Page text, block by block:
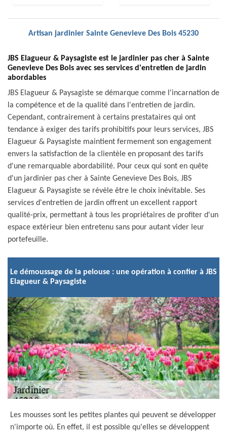
Artisan jardinier Sainte Genevieve Des Bois 45230
JBS Elagueur & Paysagiste est le jardinier pas cher à Sainte
Genevieve Des Bois avec ses services d'entretien de jardin
abordables
JBS Elagueur & Paysagiste se démarque comme l'incarnation de
la compétence et de la qualité dans l'entretien de jardin.
Cependant, contrairement à certains prestataires qui ont
tendance à exiger des tarifs prohibitifs pour leurs services, JBS
Elagueur & Paysagiste maintient fermement son engagement
envers la satisfaction de la clientèle en proposant des tarifs
d'une remarquable abordabilité. Pour ceux qui sont en quête
d'un jardinier pas cher à Sainte Genevieve Des Bois, JBS
Elagueur & Paysagiste se révèle être le choix inévitable. Ses
services d'entretien de jardin offrent un excellent rapport
qualité-prix, permettant à tous les propriétaires de profiter d'un
espace extérieur bien entretenu sans pour autant vider leur
portefeuille.
Le démoussage de la pelouse : une opération à confier à JBS
Elagueur & Paysagiste
Les mousses sont les petites plantes qui peuvent se développer
n'importe où. En effet, il est possible qu'elles se développent